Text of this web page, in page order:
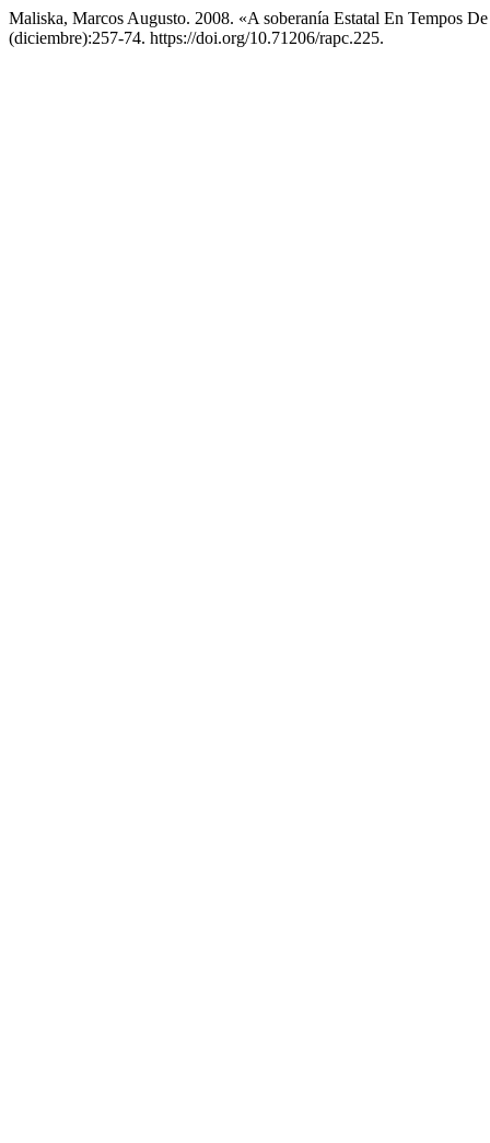
Maliska, Marcos Augusto. 2008. «A soberanía Estatal En Tempos
(diciembre):257-74. https://doi.org/10.71206/rapc.225.